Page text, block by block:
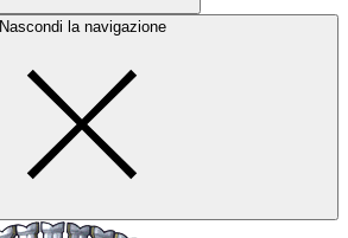
Nascondi la navigazione